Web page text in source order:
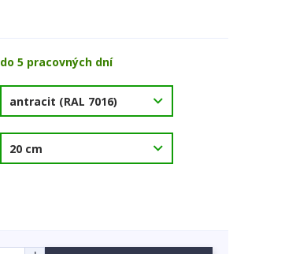
do 5 pracovných dní